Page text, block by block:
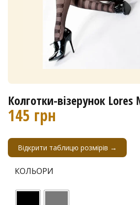
Колготки-візерунок
145 грн
Відкрити таблицю розмірів →
КОЛЬОРИ